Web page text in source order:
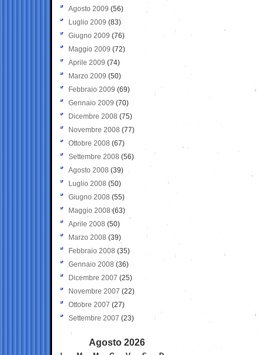
Agosto 2009 (56)
Luglio 2009 (83)
Giugno 2009 (76)
Maggio 2009 (72)
Aprile 2009 (74)
Marzo 2009 (50)
Febbraio 2009 (69)
Gennaio 2009 (70)
Dicembre 2008 (75)
Novembre 2008 (77)
Ottobre 2008 (67)
Settembre 2008 (56)
Agosto 2008 (39)
Luglio 2008 (50)
Giugno 2008 (55)
Maggio 2008(63)
Aprile 2008 (50)
Marzo 2008 (39)
Febbraio 2008 (35)
Gennaio 2008 (36)
Dicembre 2007 (25)
Novembre 2007 (22)
Ottobre 2007 (27)
Settembre 2007 (23)
Agosto 2026